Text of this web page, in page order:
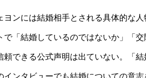
ンには結婚相手とされる具体的な
で「結婚しているのではないか」「
頼できる公式声明は出ていない。「